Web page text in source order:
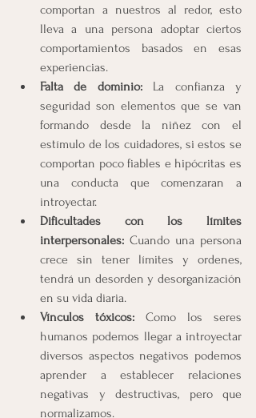
comportan a nuestros al redor, esto
lleva a una persona adoptar ciertos
comportamientos basados en esas
experiencias.
Falta de dominio: La confianza y
seguridad son elementos que se van
formando desde la niñez con el
estímulo de los cuidadores, si estos se
comportan poco fiables e hipócritas es
una conducta que comenzaran a
introyectar.
Dificultades con los límites
interpersonales: Cuando una persona
crece sin tener límites y ordenes,
tendrá un desorden y desorganización
en su vida diaria.
Vínculos tóxicos: Como los seres
humanos podemos llegar a introyectar
diversos aspectos negativos podemos
aprender a establecer relaciones
negativas y destructivas, pero que
normalizamos.